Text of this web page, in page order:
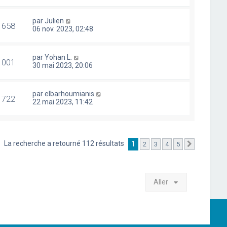
parJulien
06 nov. 2023, 02:48
parYohan L.
30 mai 2023, 20:06
parelbarhoumianis
22 mai 2023, 11:42
La recherche a retourné 112 résultats 1 2 3 4 5
Aller